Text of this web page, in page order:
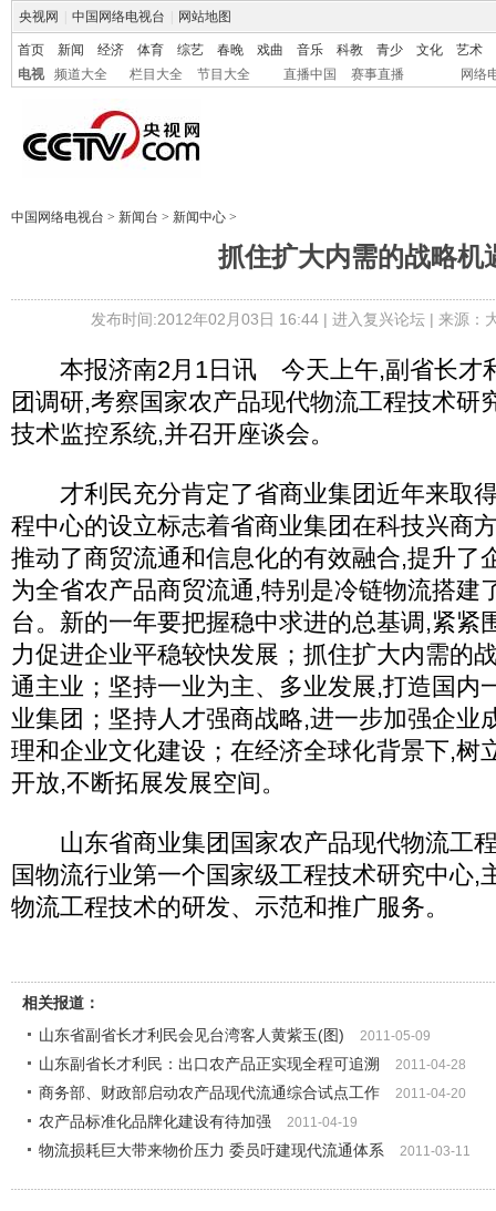
央视网 中国网络电视台 网站地图
首页 新闻 经济 体育 综艺 春晚 戏曲 音乐 科教 青少 文化
艺术
电视
频道大全 栏目大全 节目大全 直播中国 赛事直播 网络
中国网络电视台 > 新闻台 > 新闻中心 >
抓住扩大内需的战略机
发布时间:2012年02月03日 16:44 | 进入复兴论坛| 来源：
本报济南2月1日讯 今天上午,副省长才
团调研,考察国家农产品现代物流工程技术研
技术监控系统,并召开座谈会。
才利民充分肯定了省商业集团近年来取
程中心的设立标志着省商业集团在科技兴商
推动了商贸流通和信息化的有效融合,提升了
为全省农产品商贸流通,特别是冷链物流搭建
台。新的一年要把握稳中求进的总基调,紧紧
力促进企业平稳较快发展；抓住扩大内需的
通主业；坚持一业为主、多业发展,打造国内
业集团；坚持人才强商战略,进一步加强企业
理和企业文化建设；在经济全球化背景下,树
开放,不断拓展发展空间。
山东省商业集团国家农产品现代物流工
国物流行业第一个国家级工程技术研究中心,
物流工程技术的研发、示范和推广服务。
相关报道：
山东省副省长才利民会见台湾客人黄紫玉(图)
2011-05-09
山东副省长才利民：出口农产品正实现全程可追溯 2011-04-28
商务部、财政部启动农产品现代流通综合试点工作 2011-04-20
农产品标准化品牌化建设有待加强 2011-04-19
物流损耗巨大带来物价压力 委员吁建现代流通体系 2011-03-11